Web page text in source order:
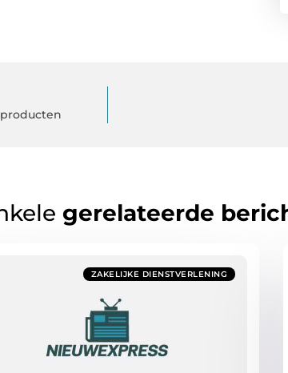
gerelateerde
ZAKELIJKE DIENSTVERLENING